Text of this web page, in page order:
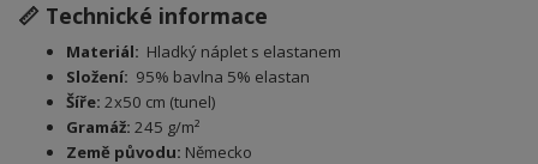
📏 Technické informace
Materiál: Hladký náplet s elastanem
Složení: 95% bavlna 5% elastan
Šíře: 2x50 cm (tunel)
Gramáž: 245 g/m²
Země původu: Německo